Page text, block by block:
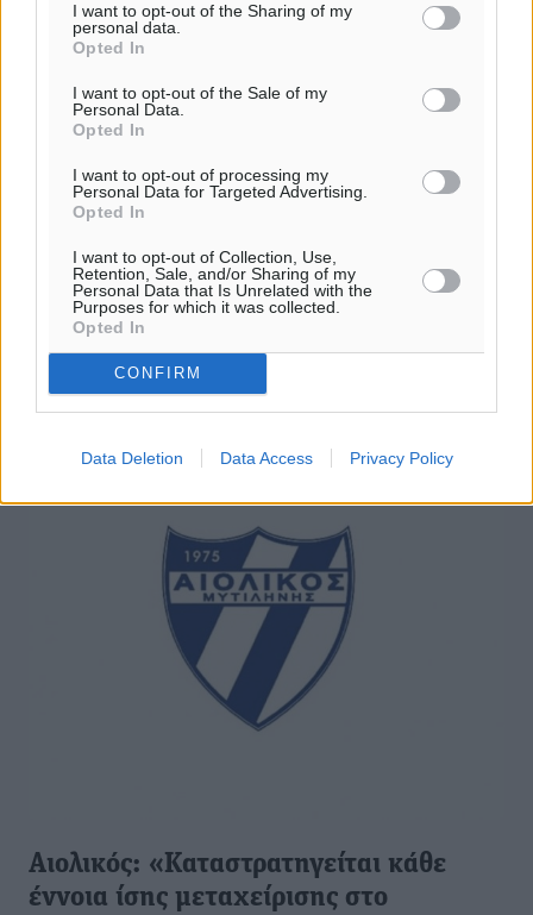
I want to opt-out of the Sharing of my
personal data.
Opted In
I want to opt-out of the Sale of my
Personal Data.
Opted In
I want to opt-out of processing my
Personal Data for Targeted Advertising.
Opted In
I want to opt-out of Collection, Use,
Retention, Sale, and/or Sharing of my
Personal Data that Is Unrelated with the
Purposes for which it was collected.
Opted In
CONFIRM
Data Deletion Data Access Privacy Policy
Τουρνουά Κ-8 και Κ-10 βόρειο
συγκρότημα: Κυριακή στο Ζηπάρι
Ανακοινώθηκαν από την ΕΠΣΔ οι αναμετρήσεις της 2ης
αγωνιστικής των τουρνουά Κ-10 και Κ-8 του βορείου
συγκροτήματος, με τα παιχνίδια να διεξάγονται την
Κυριακή στο γήπεδο ...
07.11.19, 17:17
Αιολικός: «Καταστρατηγείται κάθε
έννοια ίσης μεταχείρισης στο